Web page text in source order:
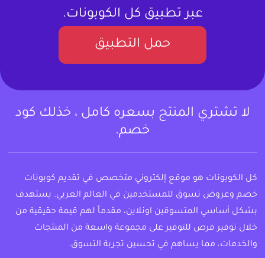
عبر تطبيق كل الكوبونات.
حمل التطبيق
لا تشتري المنتج بسعره كامل ، خذلك كود
خصم.
كل الكوبونات هو موقع إلكتروني متخصص في تقديم كوبونات
خصم وعروض تسوق للمستخدمين في العالم العربي. يستهدف
بشكل أساسي المتسوقين اونلاين، مقدماً لهم قيمة حقيقية من
خلال توفير فرص للتوفير على مجموعة واسعة من المنتجات
والخدمات، مما يساهم في تحسين تجربة التسوق.